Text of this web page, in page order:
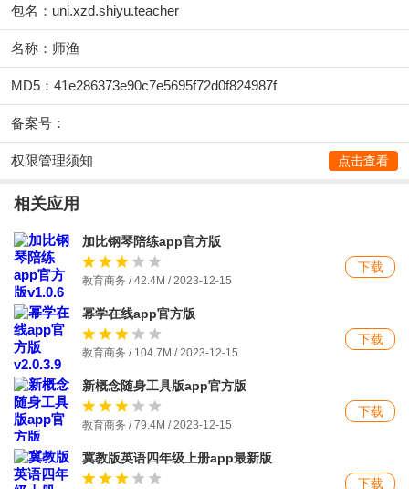
包名：uni.xzd.shiyu.teacher
名称：师渔
MD5：41e286373e90c7e5695f72d0f824987f
备案号：
权限管理须知 点击查看
相关应用
加比钢琴陪练app官方版
教育商务 / 42.4M / 2023-12-15
下载
幂学在线app官方版
教育商务 / 104.7M / 2023-12-15
下载
新概念随身工具版app官方版
教育商务 / 79.4M / 2023-12-15
下载
冀教版英语四年级上册app最新版
下载